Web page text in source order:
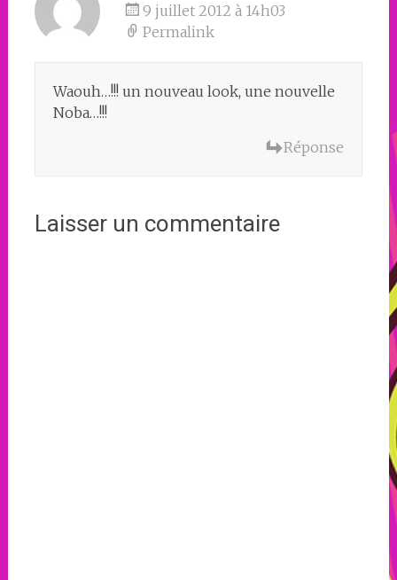
9 juillet 2012 à 14h03
Permalink
Waouh…!!! un nouveau look, une nouvelle
Noba…!!!
Réponse
Laisser un commentaire